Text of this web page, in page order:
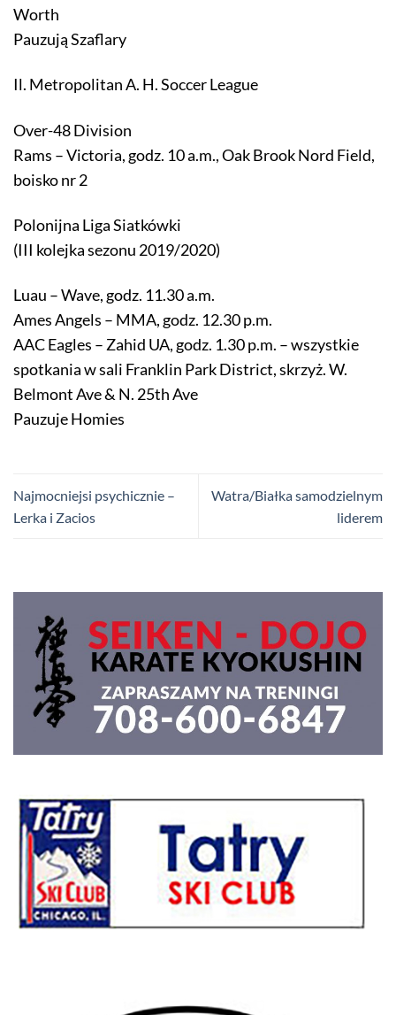
Worth
Pauzują Szaflary
Il. Metropolitan A. H. Soccer League
Over-48 Division
Rams – Victoria, godz. 10 a.m., Oak Brook Nord Field,
boisko nr 2
Polonijna Liga Siatkówki
(III kolejka sezonu 2019/2020)
Luau – Wave, godz. 11.30 a.m.
Ames Angels – MMA, godz. 12.30 p.m.
AAC Eagles – Zahid UA, godz. 1.30 p.m. – wszystkie
spotkania w sali Franklin Park District, skrzyż. W.
Belmont Ave & N. 25th Ave
Pauzuje Homies
Najmocniejsi psychicznie –
Lerka i Zacios
Watra/Białka samodzielnym
liderem